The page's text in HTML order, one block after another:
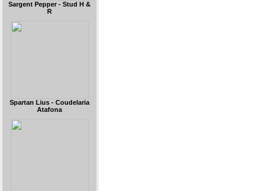
Sargent Pepper - Stud H &
R
Spartan Lius - Coudelaria
Atafona